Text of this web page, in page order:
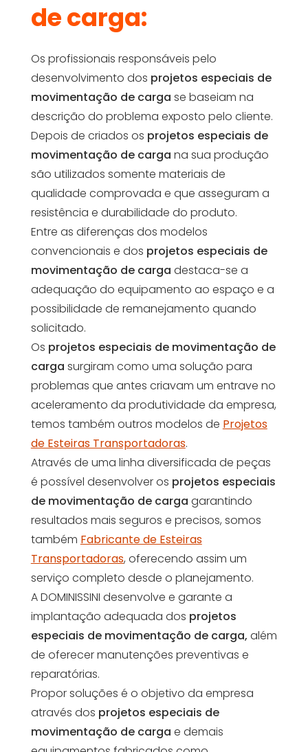
de carga:
Os profissionais responsáveis pelo
desenvolvimento dos projetos especiais de
movimentação de carga se baseiam na
descrição do problema exposto pelo cliente.
Depois de criados os projetos especiais de
movimentação de carga na sua produção
são utilizados somente materiais de
qualidade comprovada e que asseguram a
resistência e durabilidade do produto.
Entre as diferenças dos modelos
convencionais e dos projetos especiais de
movimentação de carga destaca-se a
adequação do equipamento ao espaço e a
possibilidade de remanejamento quando
solicitado.
Os projetos especiais de movimentação de
carga surgiram como uma solução para
problemas que antes criavam um entrave no
aceleramento da produtividade da empresa,
temos também outros modelos de Projetos
de Esteiras Transportadoras.
Através de uma linha diversificada de peças
é possível desenvolver os projetos especiais
de movimentação de carga garantindo
resultados mais seguros e precisos, somos
também Fabricante de Esteiras
Transportadoras, oferecendo assim um
serviço completo desde o planejamento.
A DOMINISSINI desenvolve e garante a
implantação adequada dos projetos
especiais de movimentação de carga, além
de oferecer manutenções preventivas e
reparatórias.
Propor soluções é o objetivo da empresa
através dos projetos especiais de
movimentação de carga e demais